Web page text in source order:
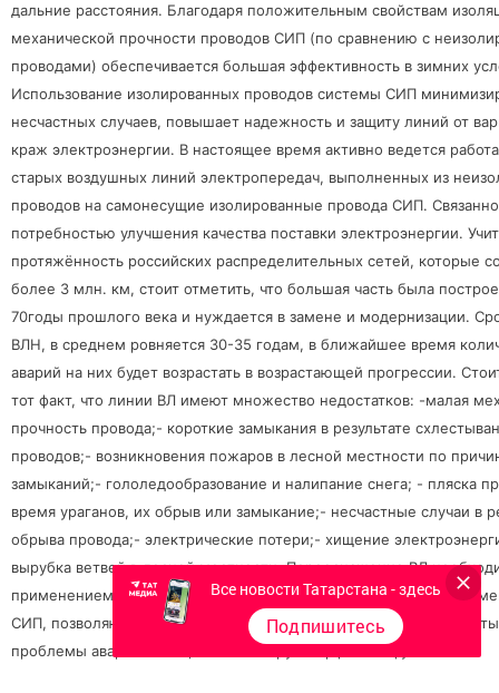
дальние расстояния. Благодаря положительным свойствам
механической прочности проводов СИП (по сравнению с
проводами) обеспечивается большая эффективность в зимних
Использование изолированных проводов системы СИП
несчастных случаев, повышает надежность и защиту линий от
краж электроэнергии. В настоящее время активно ведется
старых воздушных линий электропередач, выполненных из
проводов на самонесущие изолированные провода СИП.
потребностью улучшения качества поставки электроэнергии.
протяжённость российских распределительных сетей, которые
более 3 млн. км, стоит отметить, что большая часть была
70годы прошлого века и нуждается в замене и модернизации.
ВЛН, в среднем ровняется 30-35 годам, в ближайшее время
аварий на них будет возрастать в возрастающей прогрессии.
тот факт, что линии ВЛ имеют множество недостатков: -малая
прочность провода;- короткие замыкания в результате
проводов;- возникновения пожаров в лесной местности по
замыканий;- гололедообразование и налипание снега; - пляска
время ураганов, их обрыв или замыкание;- несчастные случаи в
обрыва провода;- электрические потери;- хищение
вырубка ветвей в лесной местности. Переоснащение ВЛ
применением новых технологий, одной из которых является
СИП, позволяющая минимизировать затраты на монтаж и
проблемы аварийности",- комментирует Ирфан Лотфуллович.
Все новости Татарстана - здесь
Подпишитесь